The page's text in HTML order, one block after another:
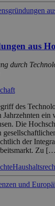
aus
durch
des
ein
Die
der
Zu